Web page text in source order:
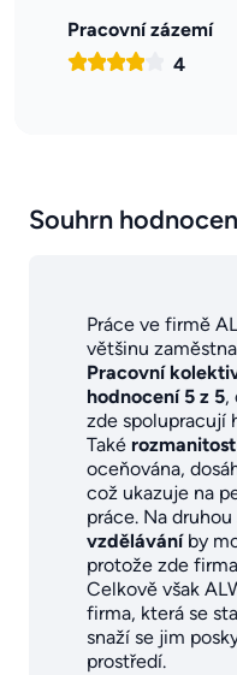
Pracovní zázemí
4
Souhrn
Práce ve firmě
většinu
Pracovní
hodnocení 5 z 5,
zde spolupracují
Také
oceňována,
což ukazuje na
práce. Na druhou
vzděláváníby
protože zde
Celkově však
firma, která se
snaží se jim
prostředí.